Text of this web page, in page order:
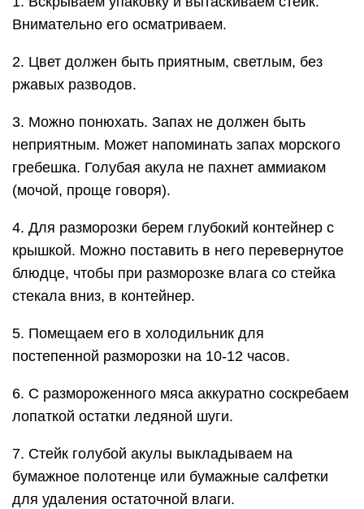
Внимательно его осматриваем.
2. Цвет должен быть приятным, светлым, без
ржавых разводов.
3. Можно понюхать. Запах не должен быть
неприятным. Может напоминать запах морского
гребешка. Голубая акула не пахнет аммиаком
(мочой, проще говоря).
4. Для разморозки берем глубокий контейнер с
крышкой. Можно поставить в него перевернутое
блюдце, чтобы при разморозке влага со стейка
стекала вниз, в контейнер.
5. Помещаем его в холодильник для
постепенной разморозки на 10-12 часов.
6. С размороженного мяса аккуратно соскребаем
лопаткой остатки ледяной шуги.
7. Стейк голубой акулы выкладываем на
бумажное полотенце или бумажные салфетки
для удаления остаточной влаги.